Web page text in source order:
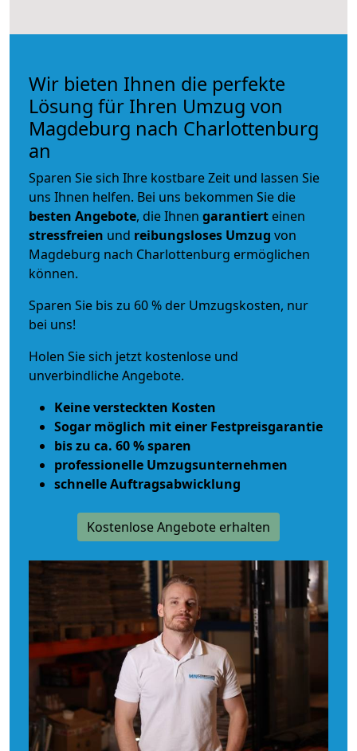
Wir bieten Ihnen die perfekte
Lösung für Ihren Umzug von
Magdeburg nach Charlottenburg
an
Sparen Sie sich Ihre kostbare Zeit und lassen Sie
uns Ihnen helfen. Bei uns bekommen Sie die
besten Angebote, die Ihnen garantiert einen
stressfreien und reibungsloses Umzug von
Magdeburg nach Charlottenburg ermöglichen
können.
Sparen Sie bis zu 60 % der Umzugskosten, nur
bei uns!
Holen Sie sich jetzt kostenlose und
unverbindliche Angebote.
Keine versteckten Kosten
Sogar möglich mit einer Festpreisgarantie
bis zu ca. 60 % sparen
professionelle Umzugsunternehmen
schnelle Auftragsabwicklung
Kostenlose Angebote erhalten